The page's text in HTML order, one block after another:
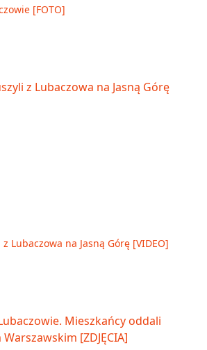
[FOTO]
Lubaczowa na Jasną Górę [VIDEO]